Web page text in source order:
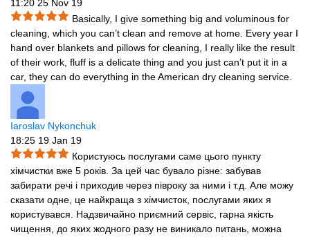
11:20 25 Nov 19
Basically, I give something big and voluminous for
cleaning, which you can’t clean and remove at home. Every year I
hand over blankets and pillows for cleaning, I really like the result
of their work, fluff is a delicate thing and you just can’t put it in a
car, they can do everything in the American dry cleaning service.
Iaroslav Nykonchuk
18:25 19 Jan 19
Користуюсь послугами саме цього пункту
хімчистки вже 5 років. За цей час бувало різне: забував
забирати речі і приходив через півроку за ними і т.д. Але можу
сказати одне, це найкраща з хімчисток, послугами яких я
користувався. Надзвичайно приємний сервіс, гарна якість
чищення, до яких жодного разу не виникало питань, можна